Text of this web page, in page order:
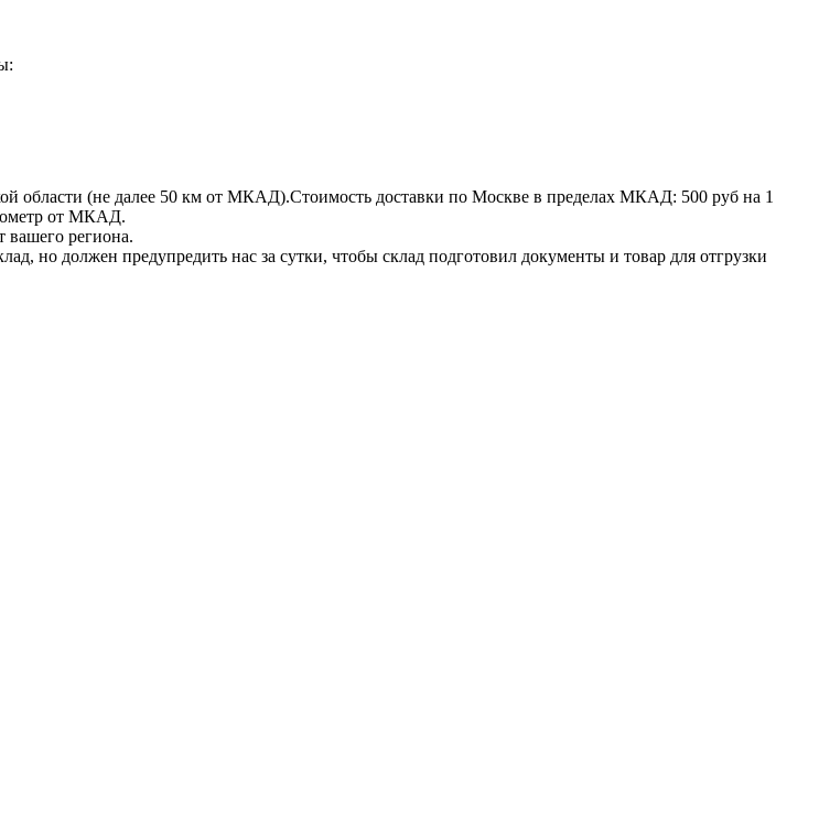
области (не далее 50 км от МКАД).Стоимость доставки по Москве в пределах МКАД: 500 руб на 1
от МКАД.
вашего региона.
но должен предупредить нас за сутки, чтобы склад подготовил документы и товар для отгрузки